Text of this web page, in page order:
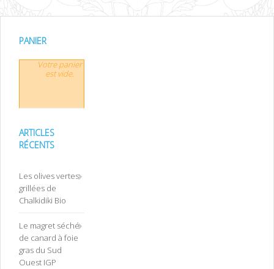
PANIER
Votre panier
est vide.
ARTICLES
RÉCENTS
Les olives vertes
grillées de
Chalkidiki Bio
Le magret séché
de canard à foie
gras du Sud
Ouest IGP